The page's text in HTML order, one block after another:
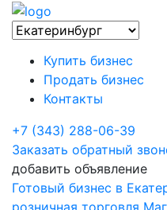
Купить бизнес
Продать бизнес
Контакты
+7 (343) 288-06-39
Заказать обратный
добавить объявление
Готовый бизнес в
розничная торговля